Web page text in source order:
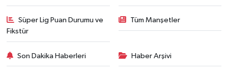
Süper Lig Puan Durumu ve
Fikstür
Tüm Manşetler
Son Dakika Haberleri Haber Arşivi